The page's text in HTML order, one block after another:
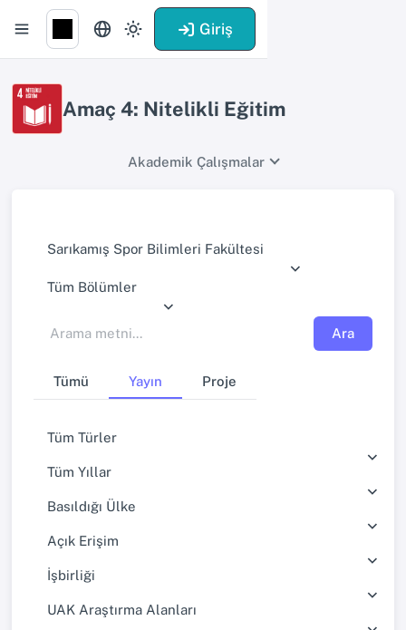
Giriş
Amaç 4: Nitelikli Eğitim
Akademik Çalışmalar
Sarıkamış Spor Bilimleri Fakültesi
Tüm Bölümler
Ara
Tümü Yayın Proje
Tüm Türler
Tüm Yıllar
Basıldığı Ülke
Açık Erişim
İşbirliği
UAK Araştırma Alanları